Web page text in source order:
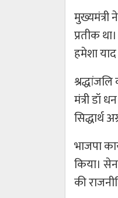
मुख्यमंत्री
प्रतीक
हमेशा
मंत्री डॉ
सिद्धार्थ
भाजपा
किया।
की